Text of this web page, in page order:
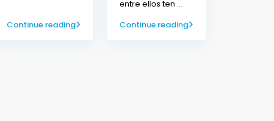
Continue reading
entre ellos ten ...
Continue reading